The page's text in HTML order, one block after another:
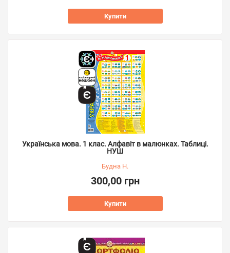
Купити
Українська мова. 1 клас. Алфавіт в малюнках. Таблиці.
НУШ
Будна Н.
300,00 грн
Купити